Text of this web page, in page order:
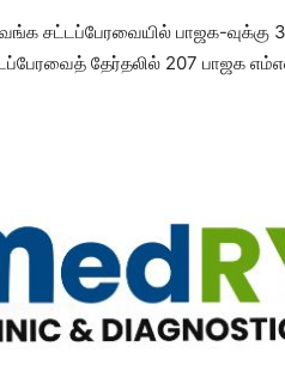
சட்​டப்​பேர​வை​யில் பாஜக-
தேர்​தலில் 207 பாஜக